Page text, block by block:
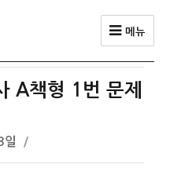
메뉴
A책형 1번 문제
일